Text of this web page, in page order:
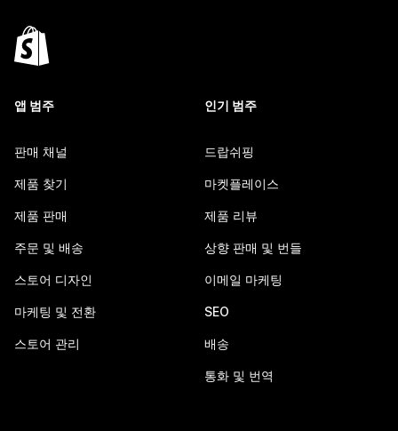
앱 범주
판매 채널
제품 찾기
제품 판매
주문 및 배송
스토어 디자인
마케팅 및 전환
스토어 관리
인기 범주
드랍쉬핑
마켓플레이스
제품 리뷰
상향 판매 및 번들
이메일 마케팅
SEO
배송
통화 및 번역